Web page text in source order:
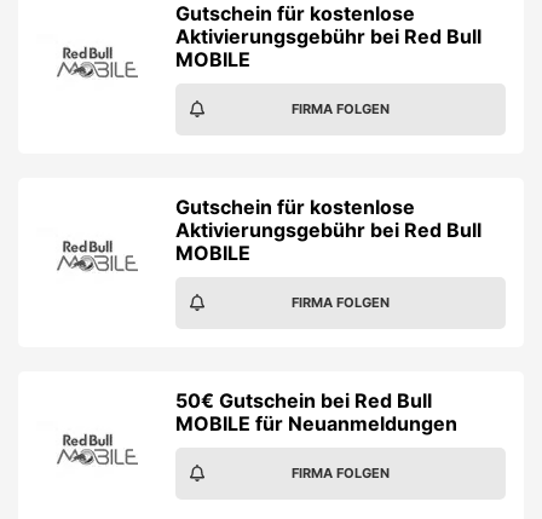
Gutschein für kostenlose
Aktivierungsgebühr bei Red Bull
MOBILE
FIRMA FOLGEN
Gutschein für kostenlose
Aktivierungsgebühr bei Red Bull
MOBILE
FIRMA FOLGEN
50€ Gutschein bei Red Bull
MOBILE für Neuanmeldungen
FIRMA FOLGEN